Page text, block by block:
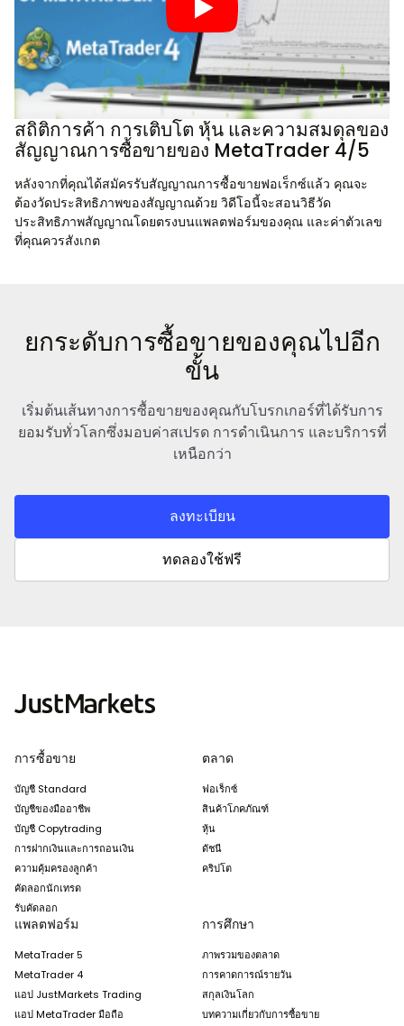
สถิติการค้า การเติบโต หุ้น และความสมดุลของ
สัญญาณการซื้อขายของ MetaTrader 4/5
หลังจากที่คุณได้สมัครรับสัญญาณการซื้อขายฟอเร็กซ์แล้ว คุณจะ
ต้องวัดประสิทธิภาพของสัญญาณด้วย วิดีโอนี้จะสอนวิธีวัด
ประสิทธิภาพสัญญาณโดยตรงบนแพลตฟอร์มของคุณ และค่าตัวเลข
ที่คุณควรสังเกต
ยกระดับการซื้อขายของคุณไปอีก
ขั้น
เริ่มต้นเส้นทางการซื้อขายของคุณกับโบรกเกอร์ที่ได้รับการ
ยอมรับทั่วโลกซึ่งมอบค่าสเปรด การดำเนินการ และบริการที่
เหนือกว่า
ลงทะเบียน
ทดลองใช้ฟรี
การซื้อขาย
บัญชี Standard
บัญชีของมืออาชีพ
บัญชี Copytrading
การฝากเงินและการถอนเงิน
ความคุ้มครองลูกค้า
คัดลอกนักเทรด
รับคัดลอก
ตลาด
ฟอเร็กซ์
สินค้าโภคภัณฑ์
หุ้น
ดัชนี
คริปโต
แพลตฟอร์ม
MetaTrader 5
MetaTrader 4
แอป JustMarkets Trading
แอป MetaTrader มือถือ
การศึกษา
ภาพรวมของตลาด
การคาดการณ์รายวัน
สกุลเงินโลก
บทความเกี่ยวกับการซื้อขาย